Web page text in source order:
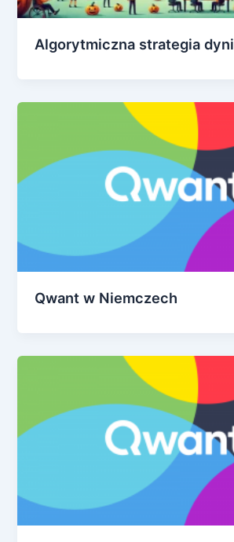
Algorytmiczna strategia dyni
Qwant w Niemczech